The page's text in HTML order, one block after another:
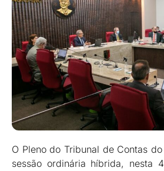
O Pleno do Tribunal de Contas
sessão ordinária híbrida, nesta